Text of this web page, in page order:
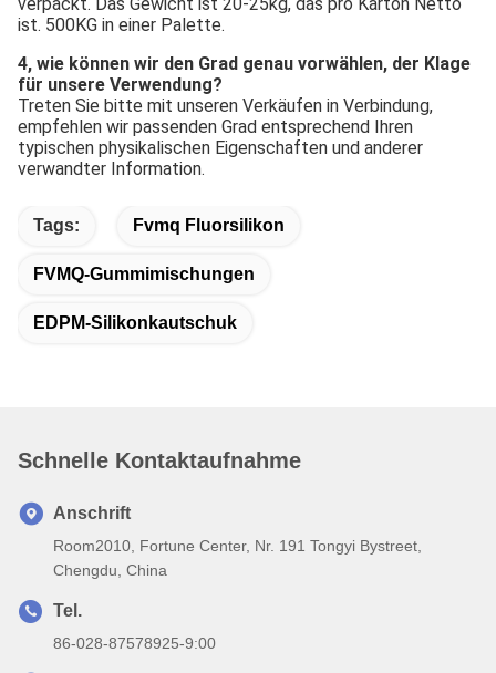
ist. 500KG in einer Palette.
4, wie können wir den Grad genau vorwählen, der Klage
für unsere Verwendung?
Treten Sie bitte mit unseren Verkäufen in Verbindung,
empfehlen wir passenden Grad entsprechend Ihren
typischen physikalischen Eigenschaften und anderer
verwandter Information.
Tags: Fvmq Fluorsilikon
FVMQ-Gummimischungen
EDPM-Silikonkautschuk
Schnelle Kontaktaufnahme
Anschrift
Room2010, Fortune Center, Nr. 191 Tongyi Bystreet,
Chengdu, China
Tel.
86-028-87578925-9:00